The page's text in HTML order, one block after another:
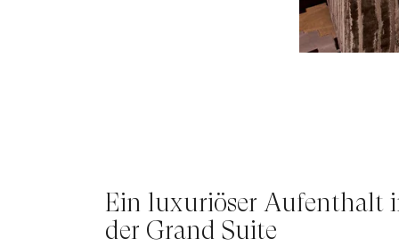
Ein luxuriöser Aufenthalt
der Grand Suite